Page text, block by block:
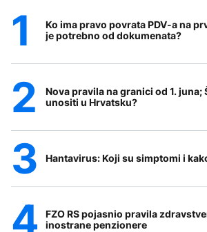
Ko ima pravo povrata PDV-a na
je potrebno od dokumenata?
Nova pravila na granici od 1. juna;
unositi u Hrvatsku?
Hantavirus: Koji su simptomi i
FZO RS pojasnio pravila
inostrane penzionere